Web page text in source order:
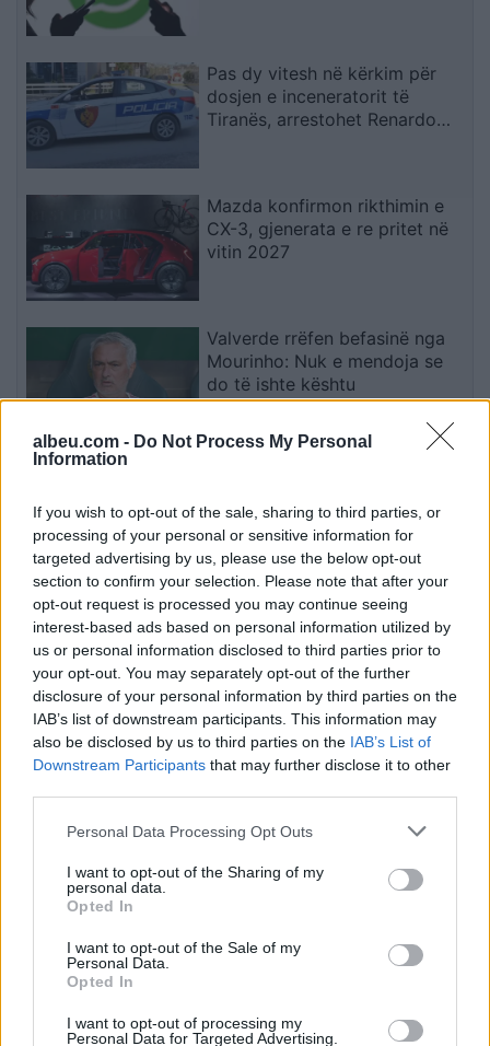
albeu.com - Do Not Process My Personal
Information
If you wish to opt-out of the sale, sharing to third parties, or
processing of your personal or sensitive information for
targeted advertising by us, please use the below opt-out
section to confirm your selection. Please note that after your
opt-out request is processed you may continue seeing
interest-based ads based on personal information utilized by
us or personal information disclosed to third parties prior to
your opt-out. You may separately opt-out of the further
disclosure of your personal information by third parties on the
IAB’s list of downstream participants. This information may
also be disclosed by us to third parties on the IAB’s List of
Downstream Participants that may further disclose it to other
Personal Data Processing Opt Outs
I want to opt-out of the Sharing of my
personal data.
Opted In
I want to opt-out of the Sale of my
Personal Data.
Opted In
I want to opt-out of processing my
Personal Data for Targeted Advertising.
Pas dy vitesh në kërkim për
dosjen e inceneratorit të
Tiranës, arrestohet Renardo
Mazda konfirmon rikthimin e
CX-3, gjenerata e re pritet në
vitin 2027
Valverde rrëfen befasinë nga
Mourinho: Nuk e mendoja se
do të ishte kështu
dhe flakët u përhapën drejt
malit
Esim for USA|Esim for Italy| Esim for Spain|Esim